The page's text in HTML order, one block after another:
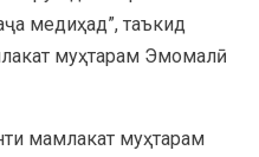
медиҳад”, таъкид
муҳтарам Эмомалӣ
мамлакат муҳтарам